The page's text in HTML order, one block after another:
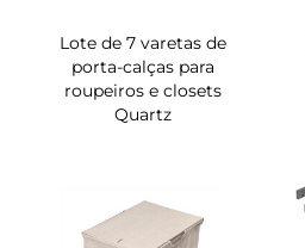
Lote de 7 varetas de
porta-calças para
roupeiros e closets
Quartz